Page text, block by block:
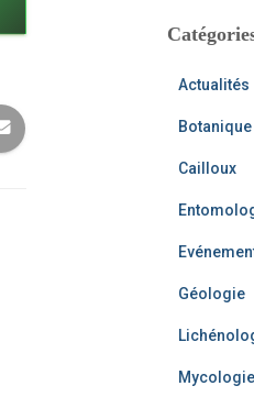
:i
Actualités
Botanique
Cailloux
Géologie
Mycologie